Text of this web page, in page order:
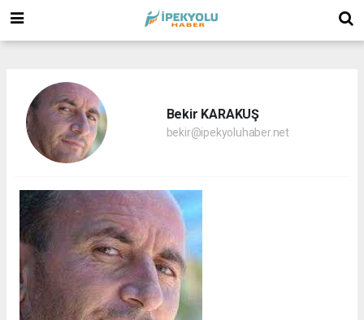
Bekir KARAKUŞ
bekir@ipekyoluhaber.net